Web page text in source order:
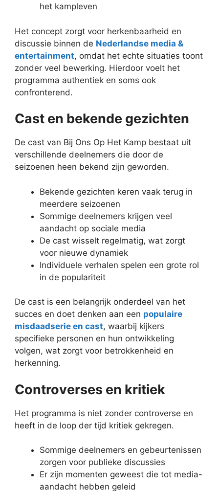
het kampleven
Het concept zorgt voor herkenbaarheid en
discussie binnen de Nederlandse media &
entertainment, omdat het echte situaties toont
zonder veel bewerking. Hierdoor voelt het
programma authentiek en soms ook
confronterend.
Cast en bekende gezichten
De cast van Bij Ons Op Het Kamp bestaat uit
verschillende deelnemers die door de
seizoenen heen bekend zijn geworden.
Bekende gezichten keren vaak terug in
meerdere seizoenen
Sommige deelnemers krijgen veel
aandacht op sociale media
De cast wisselt regelmatig, wat zorgt
voor nieuwe dynamiek
Individuele verhalen spelen een grote rol
in de populariteit
De cast is een belangrijk onderdeel van het
succes en doet denken aan een populaire
misdaadserie en cast, waarbij kijkers
specifieke personen en hun ontwikkeling
volgen, wat zorgt voor betrokkenheid en
herkenning.
Controverses en kritiek
Het programma is niet zonder controverse en
heeft in de loop der tijd kritiek gekregen.
Sommige deelnemers en gebeurtenissen
zorgen voor publieke discussies
Er zijn momenten geweest die tot media-
aandacht hebben geleid